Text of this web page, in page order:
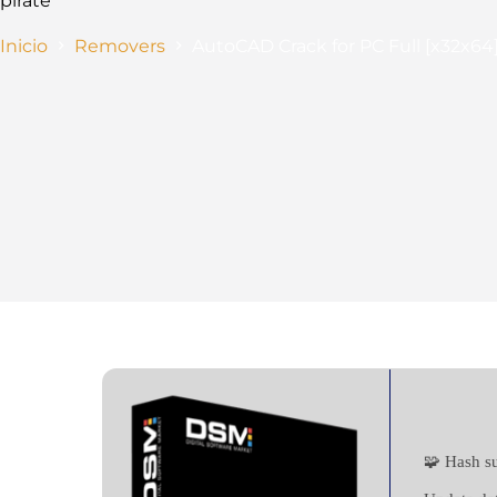
Inicio Removers
🧩 Hash